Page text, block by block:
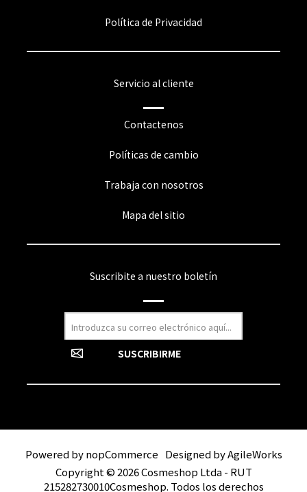
Política de Privacidad
Servicio al cliente
Contactenos
Políticas de cambio
Trabaja con nosotros
Mapa del sitio
Suscribite a nuestro boletín
Powered bynopCommerce Designed byAgileWorks
Copyright © 2026 Cosmeshop Ltda - RUT
215282730010Cosmeshop. Todos los derechos